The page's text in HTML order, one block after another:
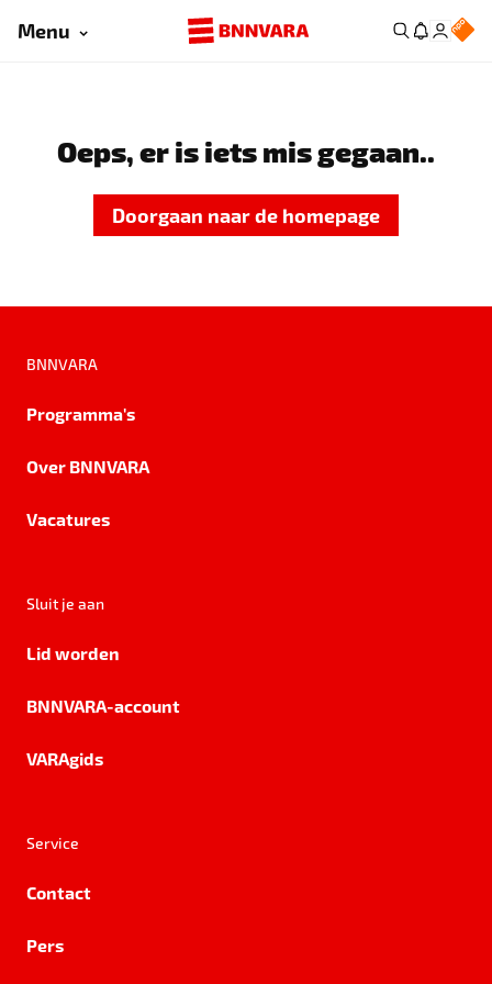
Menu
Oeps, er is iets mis gegaan..
Doorgaan naar de homepage
BNNVARA
Programma's
Over BNNVARA
Vacatures
Sluit je aan
Lid worden
BNNVARA-account
VARAgids
Service
Contact
Pers